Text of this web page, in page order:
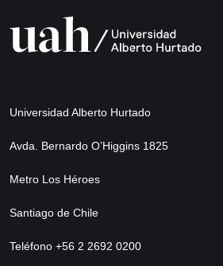
Universidad Alberto Hurtado
Avda. Bernardo O’Higgins 1825
Metro Los Héroes
Santiago de Chile
Teléfono +56 2 2692 0200